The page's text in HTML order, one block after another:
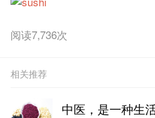
阅读7,736次
相关推荐
中医，是一种生